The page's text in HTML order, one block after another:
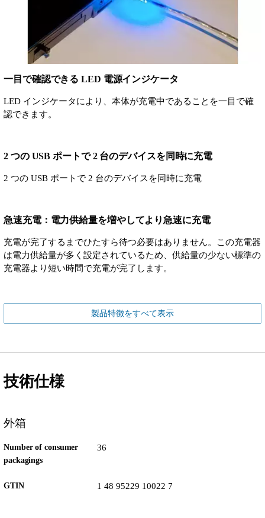
一目で確認できる LED 電源インジケータ
LED インジケータにより、本体が充電中であることを一目で確
認できます。
2 つの USB ポートで 2 台のデバイスを同時に充電
2 つの USB ポートで 2 台のデバイスを同時に充電
急速充電：電力供給量を増やしてより急速に充電
充電が完了するまでひたすら待つ必要はありません。この充電器
は電力供給量が多く設定されているため、供給量の少ない標準の
充電器より短い時間で充電が完了します。
製品特徴をすべて表示
技術仕様
外箱
Number of consumer
packagings
36
GTIN 1 48 95229 10022 7